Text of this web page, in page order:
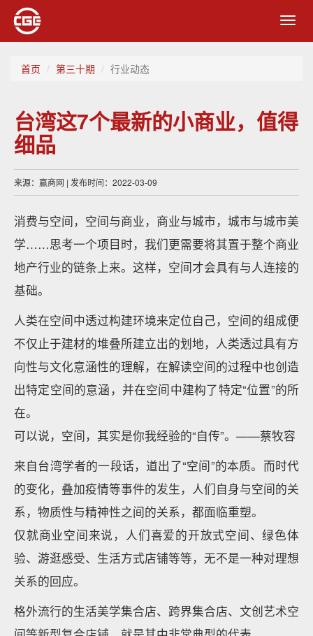
首页 第三十期 行业动态
台湾这7个最新的小商业，值得
细品
来源：赢商网 | 发布时间：2022-03-09
消费与空间，空间与商业，商业与城市，城市与城市美
学……思考一个项目时，我们更需要将其置于整个商业
地产行业的链条上来。这样，空间才会具有与人连接的
基础。
人类在空间中透过构建环境来定位自己，空间的组成便
不仅止于建材的堆叠所建立出的划地，人类透过具有方
向性与文化意涵性的理解，在解读空间的过程中也创造
出特定空间的意涵，并在空间中建构了特定“位置”的所
在。
可以说，空间，其实是你我经验的“自传”。——蔡牧容
来自台湾学者的一段话，道出了“空间”的本质。而时代
的变化，叠加疫情等事件的发生，人们自身与空间的关
系，物质性与精神性之间的关系，都面临重塑。
仅就商业空间来说，人们喜爱的开放式空间、绿色体
验、游逛感受、生活方式店铺等等，无不是一种对理想
关系的回应。
格外流行的生活美学集合店、跨界集合店、文创艺术空